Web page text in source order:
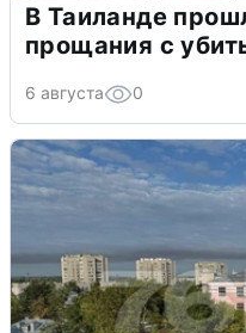
В Таиланде
прощания с
6 августа 0